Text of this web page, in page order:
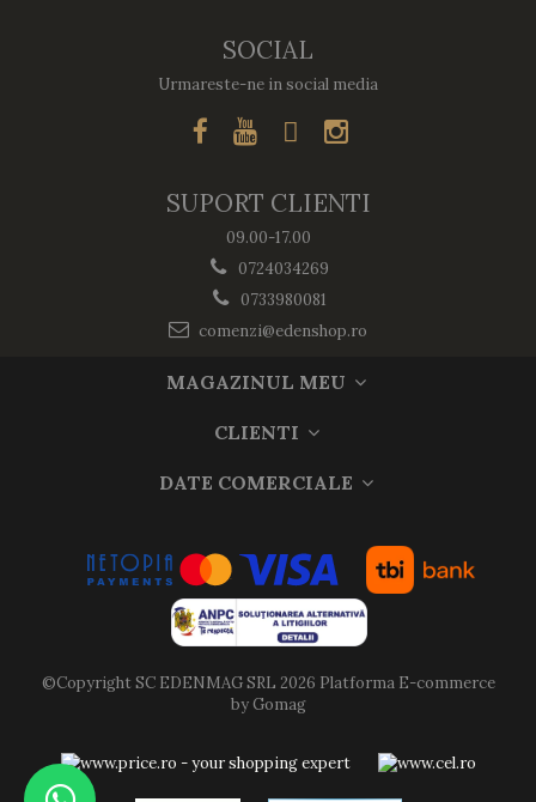
SOCIAL
Urmareste-ne in social media
SUPORT CLIENTI
09.00-17.00
0724034269
0733980081
comenzi@edenshop.ro
MAGAZINUL MEU
CLIENTI
DATE COMERCIALE
©Copyright SC EDENMAG SRL 2026 Platforma E-commerce
by Gomag